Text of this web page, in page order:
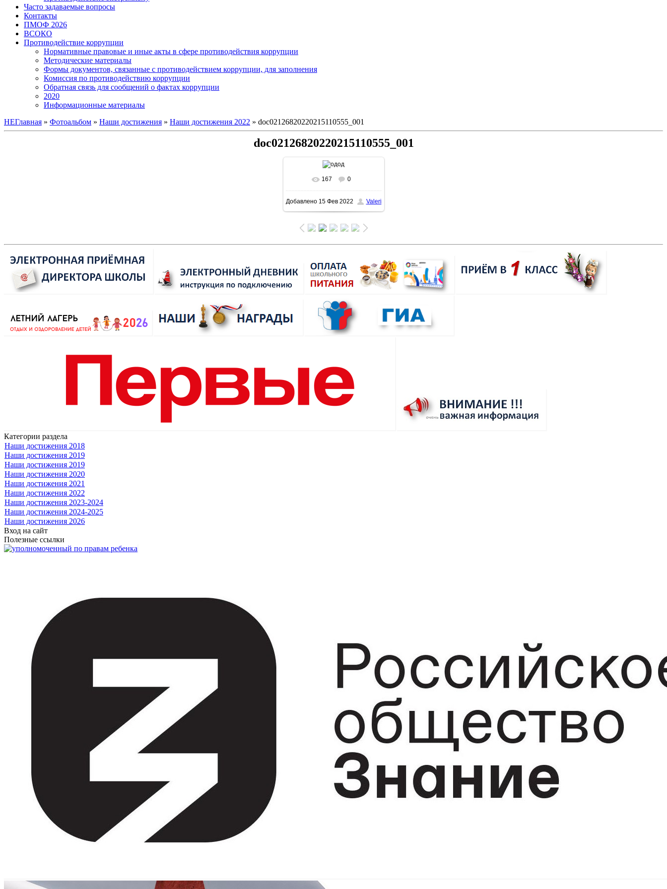
Часто задаваемые вопросы
Контакты
ПМОФ 2026
ВСОКО
Противодействие коррупции
Нормативные правовые и иные акты в сфере противодействия коррупции
Методические материалы
Формы документов, связанные с противодействием коррупции, для заполнения
Комиссия по противодействию коррупции
Обратная связь для сообщений о фактах коррупции
2020
Информационные материалы
НЕГлавная » Фотоальбом » Наши достижения » Наши достижения 2022 » doc02126820220215110555_001
doc02126820220215110555_001
В реальном размере
1131x1600/ 250.1Kb
167 0
Добавлено15 Фев 2022 Valeri
Категории раздела
Наши достижения 2018
Наши достижения 2019
Наши достижения 2019
Наши достижения 2020
Наши достижения 2021
Наши достижения 2022
Наши достижения 2023-2024
Наши достижения 2024-2025
Наши достижения 2026
Вход на сайт
Полезные ссылки